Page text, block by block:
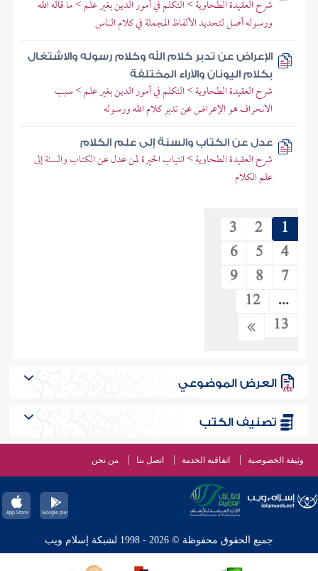
شرح العقيدة الطحاوية > التكلم في أمور الدين بغير علم > ما قاله الله
ورسوله أصل لتحديد الألفاظ المجملة في كلام الناس
الإعراض عن تدبر كلام الله وكلام رسوله والاشتغال
بكلام اليونان والآراء المختلفة
شرح العقيدة الطحاوية > التكلم في أمور الدين بغير علم > سبب
الانحراف هو الإعراض عن تدبر كلام الله ورسوله
عدل عن الكتاب والسنة إلى علم الكلام
شرح العقيدة الطحاوية > انتياب الحيرة لمن عدل عن الكتاب والسنة إلى
علم الكلام
1
2
3
4
5
6
7
8
9
...
12
13
العرض الموضوعي
تصنيف الكتب
وثيقة الخصوصية اتفاقية الخدمة اتصل بنا من نحن
جميع الحقوق محفوظة © 2026 - 1998 لشبكة إسلام ويب